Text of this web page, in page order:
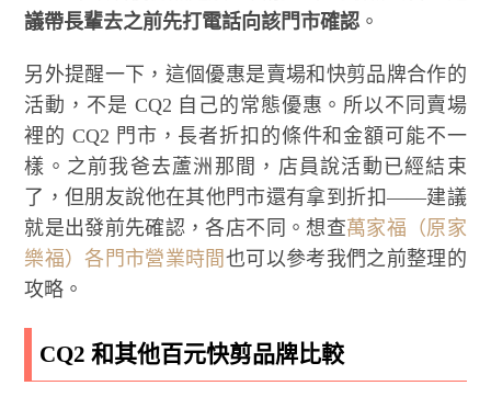
議帶長輩去之前先打電話向該門市確認 。
另外提醒一下，這個優惠是賣場和快剪品牌合作的
活動，不是 CQ2 自己的常態優惠。所以不同賣場
裡的 CQ2 門市，長者折扣的條件和金額可能不一
樣。之前我爸去蘆洲那間，店員說活動已經結束
了，但朋友說他在其他門市還有拿到折扣——建議
就是出發前先確認，各店不同。想查萬家福（原家
樂福）各門市營業時間 也可以參考我們之前整理的
攻略。
CQ2 和其他百元快剪品牌比較